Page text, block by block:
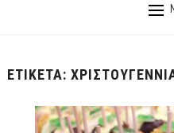
ΕΤΙΚΈΤΑ: